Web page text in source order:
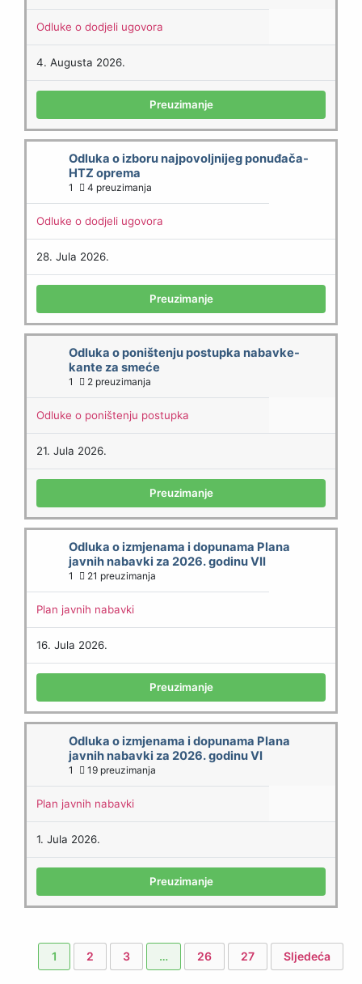
Odluke o dodjeli ugovora
4. Augusta 2026.
Preuzimanje
Odluka o izboru najpovoljnijeg ponuđača-
HTZ oprema
1 4 preuzimanja
Odluke o dodjeli ugovora
28. Jula 2026.
Preuzimanje
Odluka o poništenju postupka nabavke-
kante za smeće
1 2 preuzimanja
Odluke o poništenju postupka
21. Jula 2026.
Preuzimanje
Odluka o izmjenama i dopunama Plana
javnih nabavki za 2026. godinu VII
1 21 preuzimanja
Plan javnih nabavki
16. Jula 2026.
Preuzimanje
Odluka o izmjenama i dopunama Plana
javnih nabavki za 2026. godinu VI
1 19 preuzimanja
Plan javnih nabavki
1. Jula 2026.
Preuzimanje
1 2 3 … 26 27 Sljedeća